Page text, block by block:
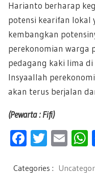
Harianto berharap
potensi kearifan lokal
kembangkan
perekonomian warga
pedagang kaki lima
Insyaallah
akan terus berjalan
(Pewarta : Fifi)
F
T
E
Categories :